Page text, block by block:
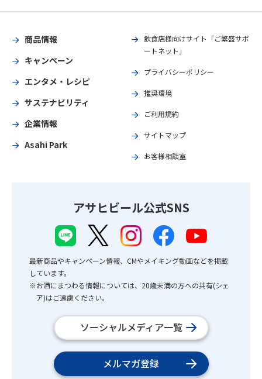
商品情報
キャンペーン
エンタメ・レシピ
サステナビリティ
企業情報
Asahi Park
飲食店様向けサイト「ご繁盛サポ
ートネット」
プライバシーポリシー
推奨環境
ご利用規約
サイトマップ
お客様相談室
アサヒビール公式SNS
最新商品やキャンペーン情報、CMやメイキング動画などを掲載
しています。
※お酒にまつわる情報については、20歳未満の方への共有(シェ
ア)はご遠慮ください。
ソーシャルメディア一覧
メルマガ登録